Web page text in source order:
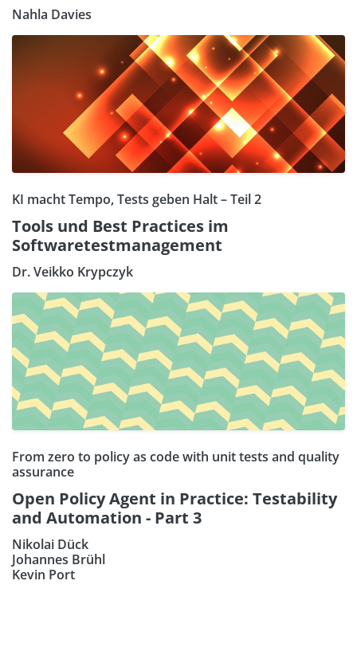
Nahla Davies
KI macht Tempo, Tests geben Halt – Teil 2
Tools und Best Practices im
Softwaretestmanagement
Dr. Veikko Krypczyk
From zero to policy as code with unit tests and quality
assurance
Open Policy Agent in Practice: Testability
and Automation - Part 3
Nikolai Dück
Johannes Brühl
Kevin Port